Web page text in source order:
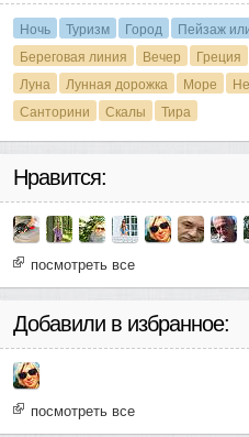
Ночь Туризм Город Пейзаж
Береговая линия
Вечер Греция
Луна
Лунная дорожка Море
Санторини
Скалы Тира
Нравится:
посмотреть все
Добавили в избранное:
посмотреть все